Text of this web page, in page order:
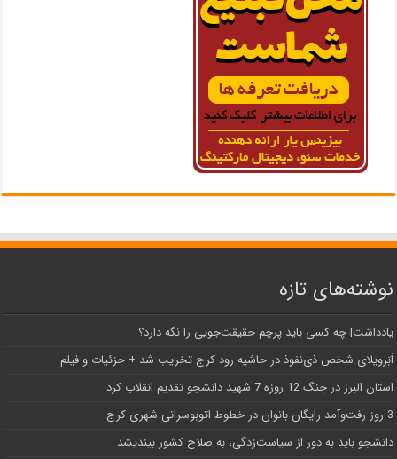
نوشته‌های تازه
یادداشت| ‌چه کسی باید پرچم حقیقت‌جویی را نگه دارد؟
اَبَر‌ویلای شخص ذی‌نفوذ در حاشیه‌ رود کرج تخریب شد + جزئیات و فیلم
استان البرز در جنگ 12 روزه 7 شهید دانشجو تقدیم انقلاب کرد
3 روز رفت‌وآمد رایگان بانوان در خطوط اتوبوسرانی شهری کرج
دانشجو باید به دور از سیاست‌زدگی، به صلاح کشور بیندیشد